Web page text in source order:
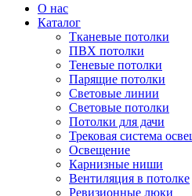
О нас
Каталог
Тканевые потолки
ПВХ потолки
Теневые потолки
Парящие потолки
Световые линии
Световые потолки
Потолки для дачи
Трековая система
Освещение
Карнизные ниши
Вентиляция в потолке
Ревизионные люки